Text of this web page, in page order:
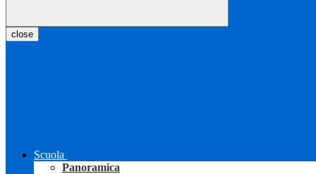
close
Scuola
Panoramica